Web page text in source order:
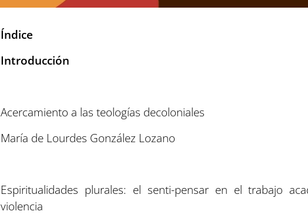
Índice
Introducción
Acercamiento a las teologías decoloniales
María de Lourdes González Lozano
Espiritualidades plurales: el senti-pensar en el trabajo
violencia